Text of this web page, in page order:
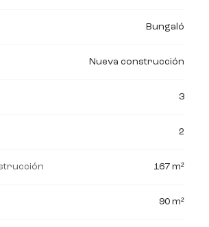
Bungaló
Nueva construcción
3
2
167 m²
90 m²